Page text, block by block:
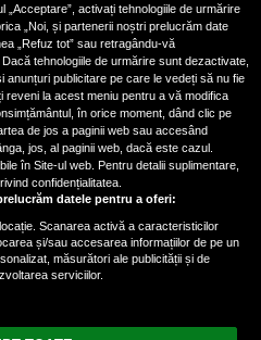
acuzată de agresiune
manager: Detalii șocante
le-a lăudat pe...
„Acceptare”, activați tehnologiile de urmărire
„Noi, și partenerii noștri prelucrăm date
„Refuz tot” sau retragându-vă
tehnologiile de urmărire sunt dezactivate,
anunțuri publicitare pe care le vedeți să nu fie
reveni la acest meniu pentru a vă modifica
în orice moment, dând clic pe
de jos a paginii web sau accesând
jos, al paginii web, dacă este cazul.
în Site-ul web. Pentru detalii suplimentare,
confidențialitatea.
datele pentru a oferi:
Scanarea activă a caracteristicilor
și/sau accesarea informațiilor de pe un
măsurători ale publicității și de
serviciilor.